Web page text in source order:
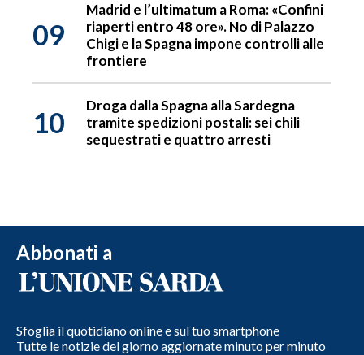
09
Madrid e l’ultimatum a Roma: «Confini
riaperti entro 48 ore». No di Palazzo
Chigi e la Spagna impone controlli alle
frontiere
10
Droga dalla Spagna alla Sardegna
tramite spedizioni postali: sei chili
sequestrati e quattro arresti
Abbonati a
Sfoglia il quotidiano online e sul tuo smartphone
Tutte le notizie del giorno aggiornate minuto per minuto